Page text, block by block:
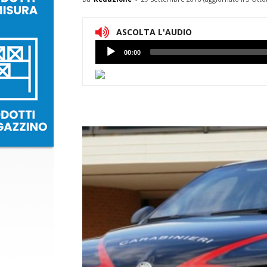
ASCOLTA L'AUDIO
Lettore
Audio
00:00